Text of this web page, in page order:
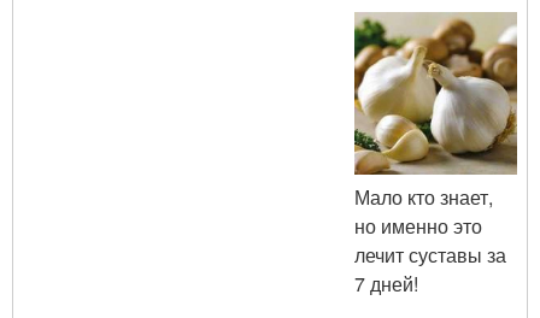
Мало кто знает,
но именно это
лечит суставы за
7 дней!